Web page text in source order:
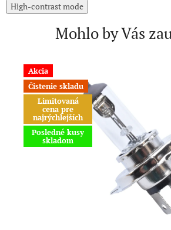
High-contrast mode
Mohlo by Vás
Akcia
Čistenie skladu
Limitovaná
cena pre
najrýchlejších
Posledné kusy
skladom